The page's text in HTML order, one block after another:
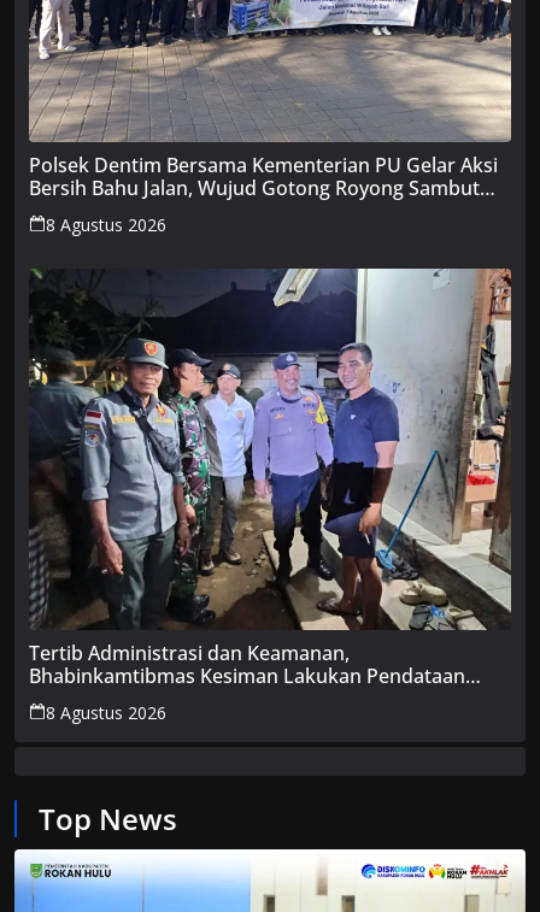
Polsek Dentim Bersama Kementerian PU Gelar Aksi
Bersih Bahu Jalan, Wujud Gotong Royong Sambut
HUT RI ke-81
8 Agustus 2026
Tertib Administrasi dan Keamanan,
Bhabinkamtibmas Kesiman Lakukan Pendataan
Pendatang Non-Permanen
8 Agustus 2026
Top News